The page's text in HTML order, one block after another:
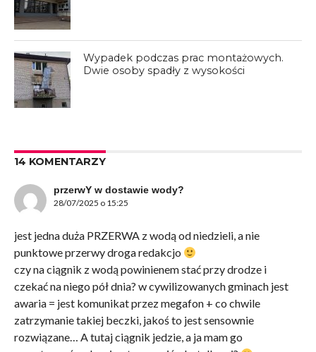
Wypadek podczas prac montażowych.
Dwie osoby spadły z wysokości
14 KOMENTARZY
przerwY w dostawie wody?
28/07/2025 o 15:25
jest jedna duża PRZERWA z wodą od niedzieli, a nie
punktowe przerwy droga redakcjo
czy na ciągnik z wodą powinienem stać przy drodze i
czekać na niego pół dnia? w cywilizowanych gminach jest
awaria = jest komunikat przez megafon + co chwile
zatrzymanie takiej beczki, jakoś to jest sensownie
rozwiązane… A tutaj ciągnik jedzie, a ja mam go